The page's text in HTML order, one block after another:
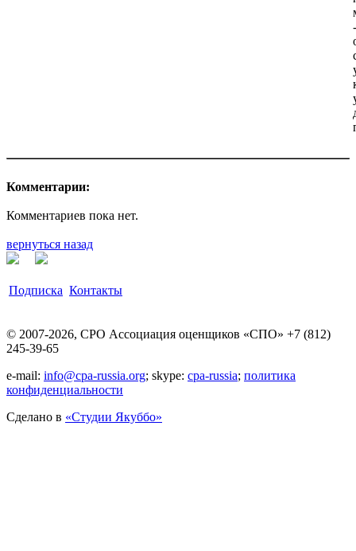
Комментарии:
Комментариев пока нет.
вернуться назад
Подписка Контакты
© 2007-2026, СРО Ассоциация оценщиков «СПО» +7 (812)
245-39-65
e-mail: info@cpa-russia.org; skype: cpa-russia; политика
конфиденциальности
Сделано в «Cтудии Якуббо»